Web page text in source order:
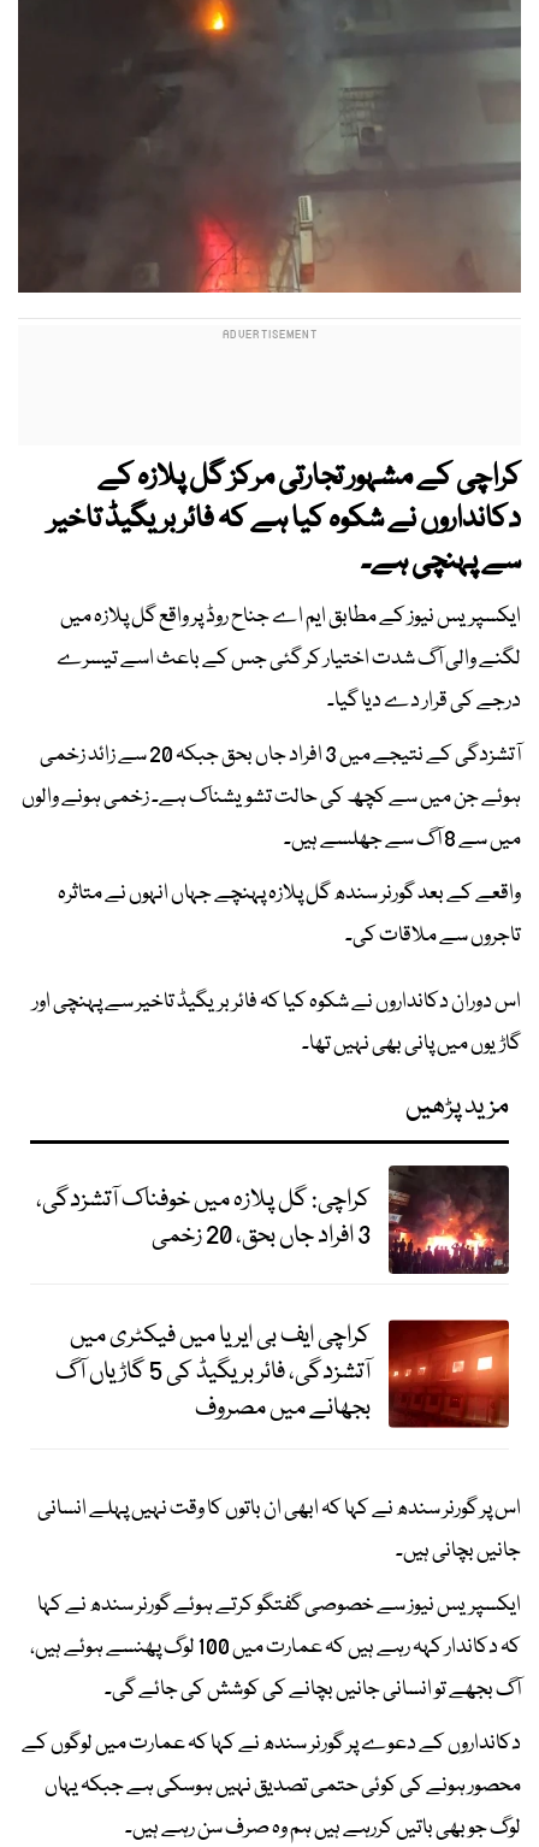
کراچی کے مشہور تجارتی مرکز گل پلازہ کے
دکانداروں نے شکوہ کیا ہے کہ فائر بریگیڈ تاخیر
سے پہنچی ہے۔
ایکسپریس نیوز کے مطابق ایم اے جناح روڈ پر واقع گل پلازہ میں
لگنے والی آگ شدت اختیار کر گئی جس کے باعث اسے تیسرے
درجے کی قرار دے دیا گیا۔
آتشزدگی کے نتیجے میں 3 افراد جاں بحق جبکہ 20 سے زائد زخمی
ہوئے جن میں سے کچھ کی حالت تشویشناک ہے۔ زخمی ہونے والوں
میں سے 8 آگ سے جھلسے ہیں۔
واقعے کے بعد گورنر سندھ گل پلازہ پہنچے جہاں انہوں نے متاثرہ
تاجروں سے ملاقات کی۔
اس دوران دکانداروں نے شکوہ کیا کہ فائر بریگیڈ تاخیر سے پہنچی اور
گاڑیوں میں پانی بھی نہیں تھا۔
مزید پڑھیں
کراچی: گل پلازہ میں خوفناک آتشزدگی،
3 افراد جاں بحق، 20 زخمی
کراچی ایف بی ایریا میں فیکٹری میں
آتشزدگی، فائر بریگیڈ کی 5 گاڑیاں آگ
بجھانے میں مصروف
اس پر گورنر سندھ نے کہا کہ ابھی ان باتوں کا وقت نہیں پہلے انسانی
جانیں بچانی ہیں۔
ایکسپریس نیوز سے خصوصی گفتگو کرتے ہوئے گورنر سندھ نے کہا
کہ دکاندار کہہ رہے ہیں کہ عمارت میں 100 لوگ پھنسے ہوئے ہیں،
آگ بجھے تو انسانی جانیں بچانے کی کوشش کی جائے گی۔
دکانداروں کے دعوے پر گورنر سندھ نے کہا کہ عمارت میں لوگوں کے
محصور ہونے کی کوئی حتمی تصدیق نہیں ہوسکی ہے جبکہ یہاں
لوگ جو بھی باتیں کررہے ہیں ہم وہ صرف سن رہے ہیں۔